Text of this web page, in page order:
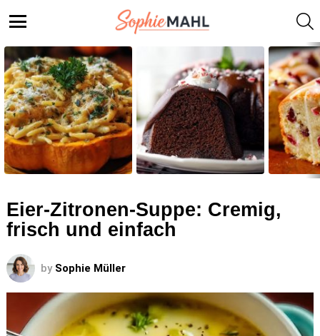
STORIES
Eier-Zitronen-Suppe: Cremig,
frisch und einfach
by Sophie Müller